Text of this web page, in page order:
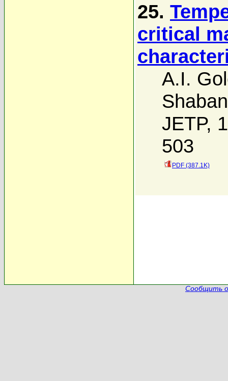
25.
critical
A.I.
JETP,
503
PDF (387.1K)
Сообщить о